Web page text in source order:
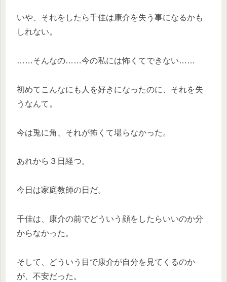
いや、それをしたら千佳は康介を失う事になるかも
しれない。
……そんなの……今の私には怖くてできない……
初めてこんなにも人を好きになったのに、それを失
うなんて。
今は兎に角、それが怖くて堪らなかった。
あれから３日経つ。
今日は家庭教師の日だ。
千佳は、康介の前でどういう顔をしたらいいのか分
からなかった。
そして、どういう目で康介が自分を見てくるのか
が、不安だった。